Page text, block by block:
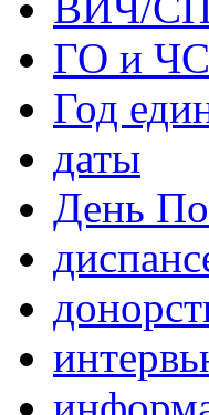
ГО и ЧС
Год
даты
День